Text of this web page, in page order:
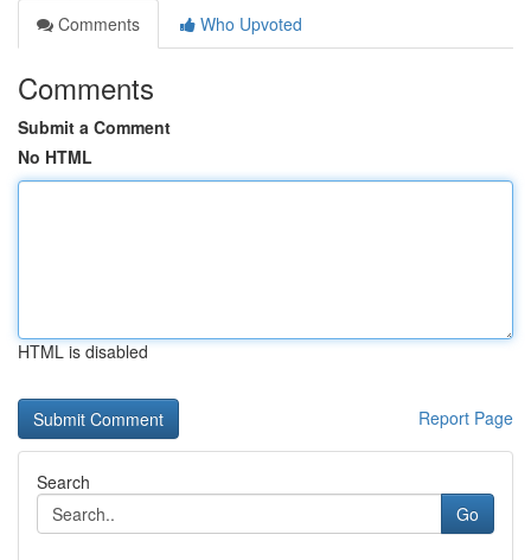
Comments
Who Upvoted
Comments
Submit a Comment
No HTML
HTML is disabled
Report Page
Search
Go